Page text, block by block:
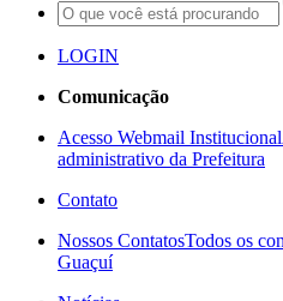
LOGIN
Comunicação
Acesso Webmail Institucional
administrativo da Prefeitura
Contato
Nossos ContatosTodos os
Guaçuí